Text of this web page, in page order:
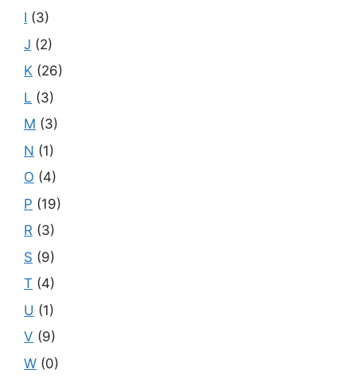
I (3)
J (2)
K (26)
L (3)
M (3)
N (1)
O (4)
P (19)
R (3)
S (9)
T (4)
U (1)
V (9)
W (0)